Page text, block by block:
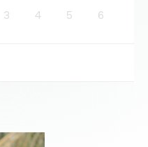
3 4 5 6